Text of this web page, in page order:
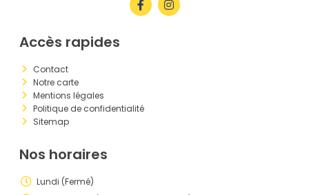
Accès rapides
Contact
Notre carte
Mentions légales
Politique de confidentialité
Sitemap
Nos horaires
Lundi (Fermé)